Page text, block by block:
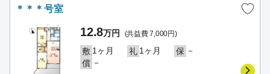
＊＊＊号室
12.8万円 (共益費 7,000円)
敷 1ヶ月 礼 1ヶ月 保 －
償 －